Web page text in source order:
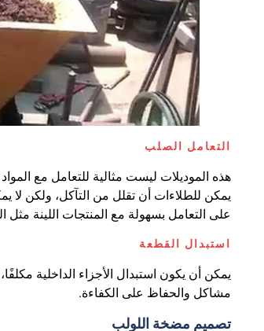
التعامل الصلب
هذه الموديلات ليست مثالية للتعامل مع
على التعامل بسهولة مع المنتجات اللينة مثل
استبدال القطعة
يمكن أن يكون استبدال الأجزاء الداخلية
مشاكل والحفاظ على الكفاءة.
تصميم مضخة اللولب